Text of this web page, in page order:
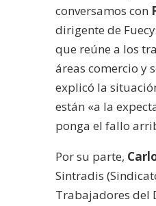
conversamos con
dirigente de
que reúne a los
áreas comercio y
explicó la
están «a la
ponga el fallo
Por su parte,
Sintradis
Trabajadores del